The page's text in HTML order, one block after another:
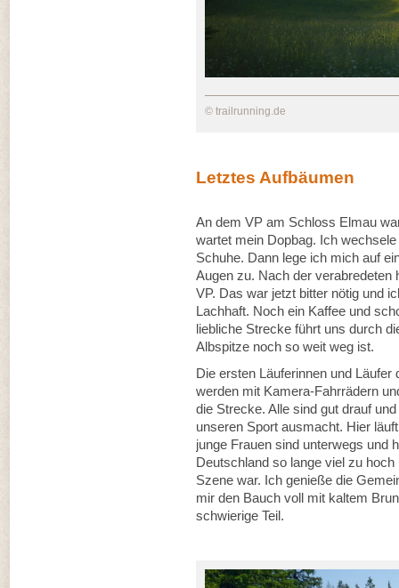
© trailrunning.de
Letztes Aufbäumen
An dem VP am Schloss Elmau
wartet mein Dopbag. Ich
Schuhe. Dann lege ich mich auf
Augen zu. Nach der
VP. Das war jetzt bitter nötig und
Lachhaft. Noch ein Kaffee und
liebliche Strecke führt uns durch
Albspitze noch so weit weg ist.
Die ersten Läuferinnen und
werden mit Kamera-Fahrrädern
die Strecke. Alle sind gut drauf
unseren Sport ausmacht. Hier
junge Frauen sind unterwegs und
Deutschland so lange viel zu
Szene war. Ich genieße die
mir den Bauch voll mit kaltem
schwierige Teil.